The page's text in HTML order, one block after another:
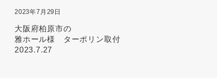
2023年7月29日
大阪府柏原市の
雅ホール様 ターポリン取付
2023.7.27